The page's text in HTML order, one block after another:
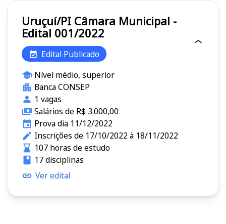
Uruçuí/PI Câmara Municipal -
Edital 001/2022
Edital Publicado
Nível médio, superior
Banca CONSEP
1 vagas
Salários de R$ 3.000,00
Prova dia 11/12/2022
Inscrições de 17/10/2022 à 18/11/2022
107 horas de estudo
17 disciplinas
Ver edital